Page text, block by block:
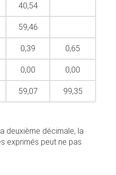
40,54
59,46
0,39 0,65
0,00 0,00
59,07 99,35
deuxième décimale, la
exprimés peut ne pas